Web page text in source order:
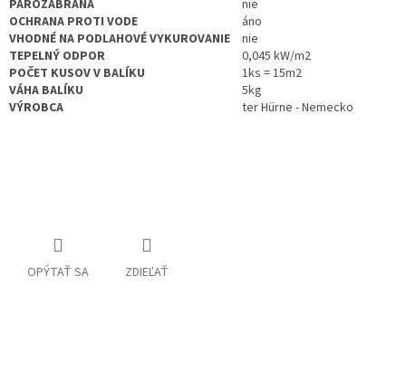
PAROZÁBRANA
nie
OCHRANA PROTI VODE
áno
VHODNÉ NA PODLAHOVÉ VYKUROVANIE
nie
TEPELNÝ ODPOR
0,045 kW/m2
POČET KUSOV V BALÍKU
1ks = 15m2
VÁHA BALÍKU
5kg
VÝROBCA
ter Hürne - Nemecko
OPÝTAŤ SA ZDIEĽAŤ